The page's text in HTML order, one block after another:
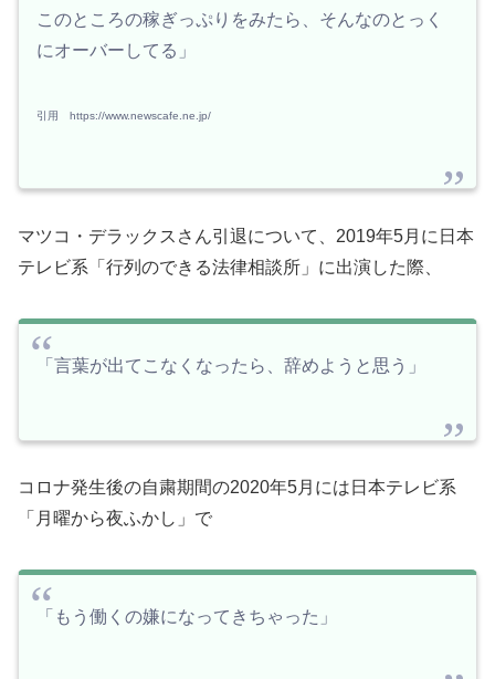
このところの稼ぎっぷりをみたら、そんなのとっく
にオーバーしてる」
引用 https://www.newscafe.ne.jp/
マツコ・デラックスさん引退について、2019年5月に日本
テレビ系「行列のできる法律相談所」に出演した際、
「言葉が出てこなくなったら、辞めようと思う」
コロナ発生後の自粛期間の2020年5月には日本テレビ系
「月曜から夜ふかし」で
「もう働くの嫌になってきちゃった」